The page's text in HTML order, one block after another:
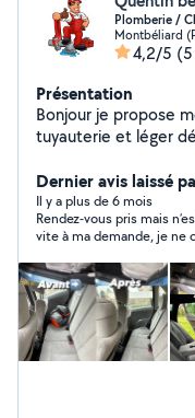
Plomberie /
Montbéliard
4,2/5
Présentation
Bonjour je propose
tuyauterie et léger
Dernier avis laissé
Il y a plus de 6 mois
Rendez-vous pris mais
vite à ma demande, je ne